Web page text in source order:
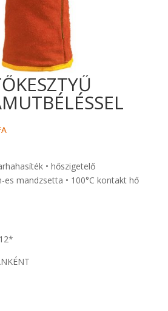
• hőszigetelő
es mandzsetta • 100°C kontakt hő